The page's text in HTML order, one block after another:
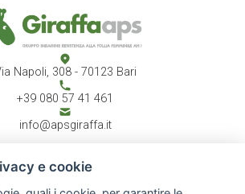
Napoli, 308 - 70123 Bari
+39 080 57 41 461
info@apsgiraffa.it
e cookie